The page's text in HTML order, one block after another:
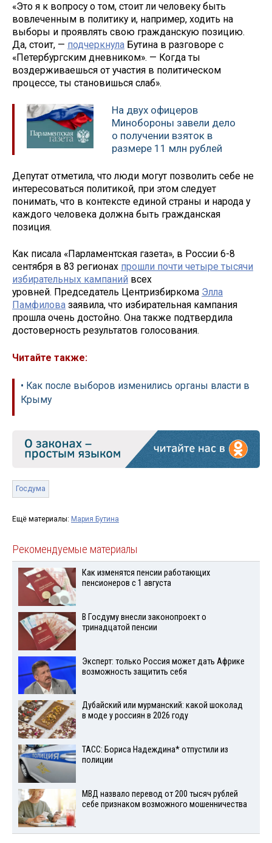
«Это я к вопросу о том, стоит ли человеку быть
вовлеченным в политику и, например, ходить на
выборы и проявлять свою гражданскую позицию.
Да, стоит, — подчеркнула Бутина в разговоре с
«Петербургским дневником». — Когда ты
воздерживаешься от участия в политическом
процессе, ты становишься слаб».
На двух офицеров
Минобороны завели дело
о получении взяток в
размере 11 млн рублей
Депутат отметила, что люди могут позволить себе не
интересоваться политикой, при этом следует
понимать, что в контексте единой страны и народа у
каждого человека должна быть гражданская
позиция.
Как писала «Парламентская газета», в России 6-8
сентября в 83 регионах прошли почти четыре тысячи
избирательных кампаний всех
уровней. Председатель Центризбиркома Элла
Памфилова заявила, что избирательная кампания
прошла очень достойно. Она также подтвердила
достоверность результатов голосования.
Читайте также:
• Как после выборов изменились органы власти в
Крыму
Госдума
Ещё материалы: Мария Бутина
Рекомендуемые материалы
Как изменятся пенсии работающих
пенсионеров с 1 августа
В Госдуму внесли законопроект о
тринадцатой пенсии
Эксперт: только Россия может дать Африке
возможность защитить себя
Дубайский или мурманский: какой шоколад
в моде у россиян в 2026 году
ТАСС: Бориса Надеждина* отпустили из
полиции
МВД назвало перевод от 200 тысяч рублей
себе признаком возможного мошенничества